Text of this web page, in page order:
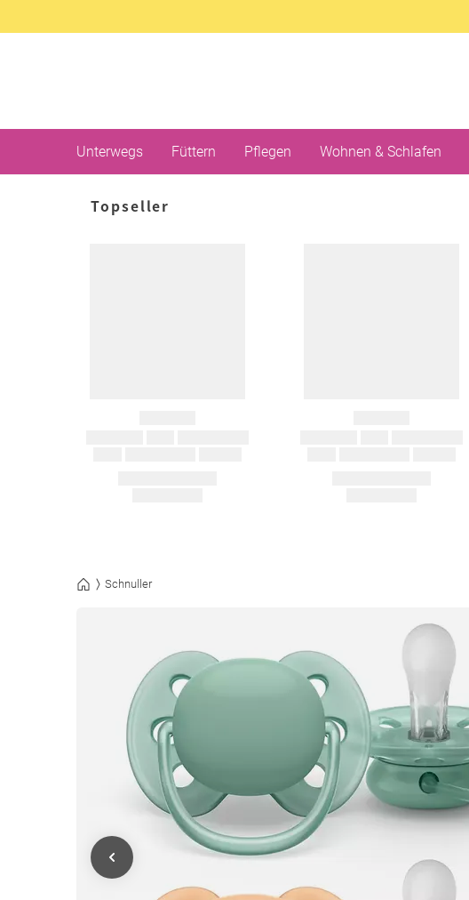
Unterwegs Füttern Pflegen Wohnen & Schlafen
Topseller
Schnuller